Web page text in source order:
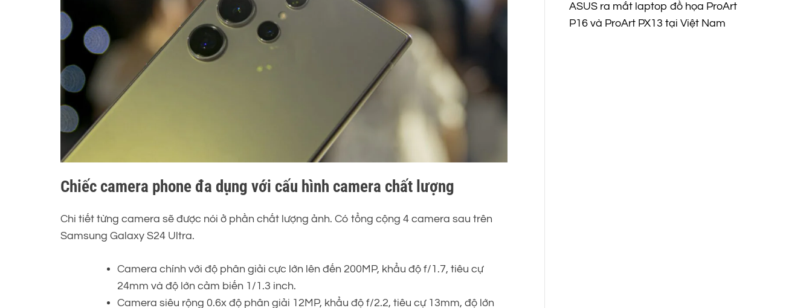
Chiếc camera phone đa dụng với cấu hình camera chất lượng
Chi tiết từng camera sẽ được nói ở phần chất lượng ảnh. Có tổng cộng 4 camera sau trên
Samsung Galaxy S24 Ultra.
Camera chính với độ phân giải cực lớn lên đến 200MP, khẩu độ f/1.7, tiêu cự
24mm và độ lớn cảm biến 1/1.3 inch.
Camera siêu rộng 0.6x độ phân giải 12MP, khẩu độ f/2.2, tiêu cự 13mm, độ lớn
ASUS ra mắt laptop đồ họa ProArt
P16 và ProArt PX13 tại Việt Nam